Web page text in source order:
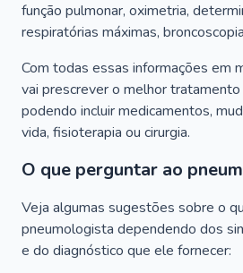
função pulmonar, oximetria,
respiratórias máximas,
Com todas essas informações em
vai prescrever o melhor tratamento
podendo incluir medicamentos,
vida, fisioterapia ou cirurgia.
O que perguntar ao
Veja algumas sugestões sobre o
pneumologista dependendo dos
e do diagnóstico que ele fornecer: